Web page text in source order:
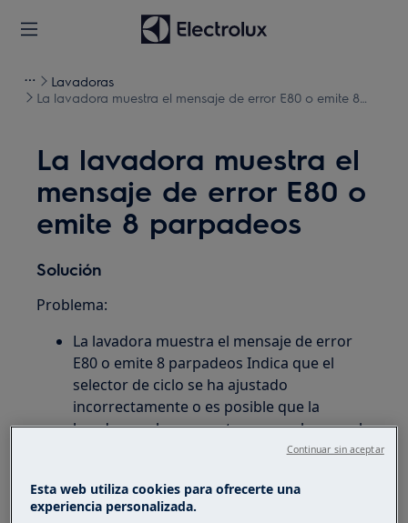
Lavadoras
La lavadora muestra el mensaje de error E80 o emite 8
La lavadora muestra el
mensaje de error E80 o
emite 8 parpadeos
Solución
Problema:
La lavadora muestra el mensaje de error
E80 o emite 8 parpadeos Indica que el
selector de ciclo se ha ajustado
incorrectamente o es posible que la
lavadora se haya puesto en marcha con el
selector a medio camino entre dos ciclos
Se aplica a:
Esta web utiliza cookies para ofrecerte una
experiencia personalizada.
Continuar sin aceptar